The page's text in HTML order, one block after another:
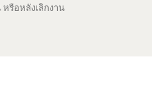
รือหลังเลิกงาน